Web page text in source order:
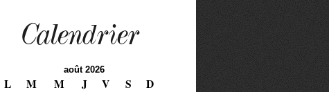
Calendrier
août 2026
L M M J V S D